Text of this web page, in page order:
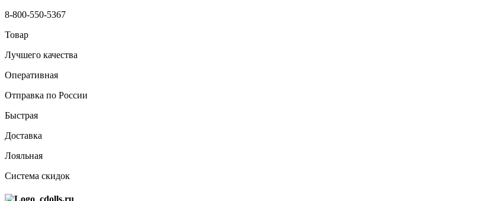
8-800-550-5367
Товар
Лучшего качества
Оперативная
Отправка по России
Быстрая
Доставка
Лояльная
Система скидок